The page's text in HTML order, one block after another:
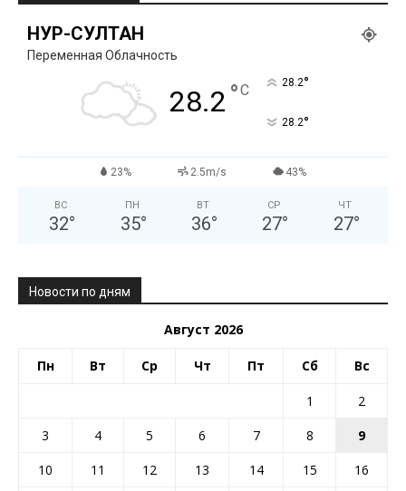
НУР-СУЛТАН
Переменная Облачность
28.2 °C 28.2°
28.2°
23% 2.5m/s 43%
ВС
32°
ПН
35°
ВТ
36°
СР
27°
ЧТ
27°
Новости по дням
Август 2026
Пн Вт Ср Чт Пт Сб Вс
1
2
3
4 5 6 7 8
9
10
11 12 13 14 15
16